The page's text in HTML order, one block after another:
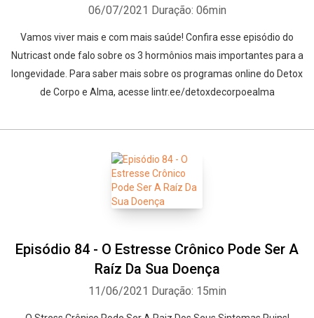
06/07/2021 Duração: 06min
Vamos viver mais e com mais saúde! Confira esse episódio do
Nutricast onde falo sobre os 3 hormônios mais importantes para a
longevidade. Para saber mais sobre os programas online do Detox
de Corpo e Alma, acesse lintr.ee/detoxdecorpoealma
Episódio 84 - O Estresse Crônico Pode Ser A
Raíz Da Sua Doença
11/06/2021 Duração: 15min
Whatsapp Facebook Twitter E-mail